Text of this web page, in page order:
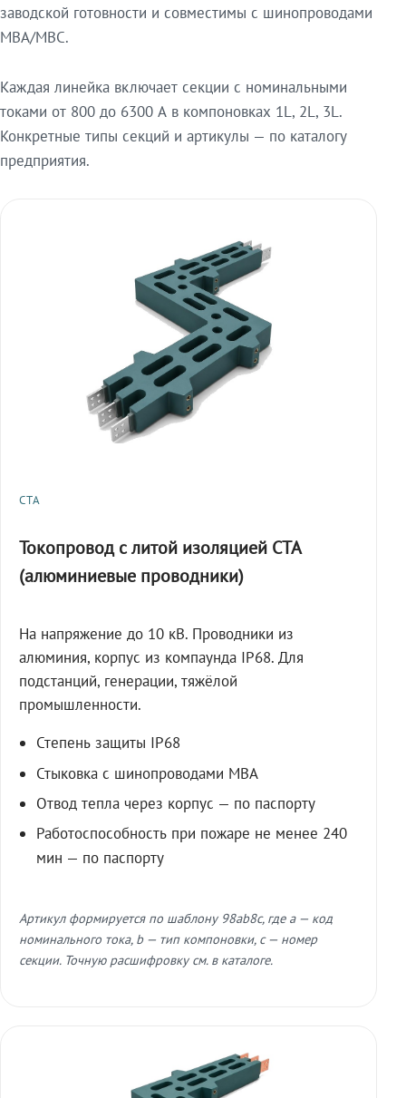
заводской готовности и совместимы с шинопроводами
МВА/МВС.
Каждая линейка включает секции с номинальными
токами от 800 до 6300 А в компоновках 1L, 2L, 3L.
Конкретные типы секций и артикулы — по каталогу
предприятия.
СТА
Токопровод с литой изоляцией СТА
(алюминиевые проводники)
На напряжение до 10 кВ. Проводники из
алюминия, корпус из компаунда IP68. Для
подстанций, генерации, тяжёлой
промышленности.
Степень защиты IP68
Стыковка с шинопроводами МВА
Отвод тепла через корпус — по паспорту
Работоспособность при пожаре не менее 240
мин — по паспорту
Артикул формируется по шаблону 98ab8c, где a — код
номинального тока, b — тип компоновки, c — номер
секции. Точную расшифровку см. в каталоге.